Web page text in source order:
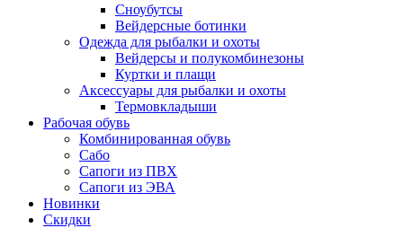
Сноубутсы
Вейдерсные ботинки
Одежда для рыбалки и охоты
Вейдерсы и полукомбинезоны
Куртки и плащи
Аксессуары для рыбалки и охоты
Термовкладыши
Рабочая обувь
Комбинированная обувь
Сабо
Сапоги из ПВХ
Сапоги из ЭВА
Новинки
Скидки